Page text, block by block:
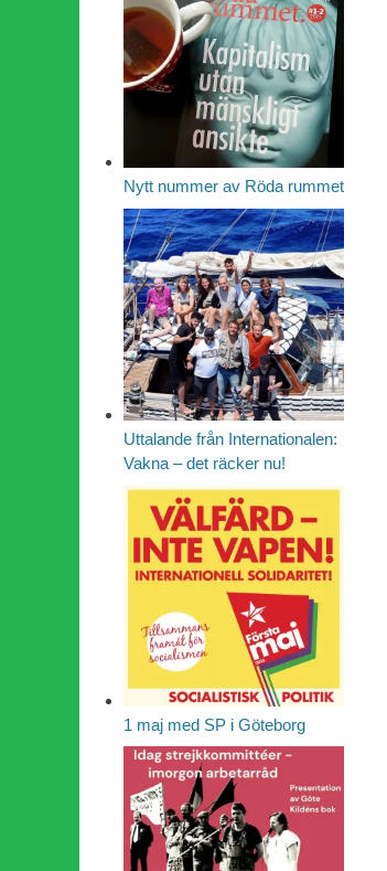
Nytt nummer av Röda rummet
Uttalande från Internationalen:
Vakna – det räcker nu!
1 maj med SP i Göteborg